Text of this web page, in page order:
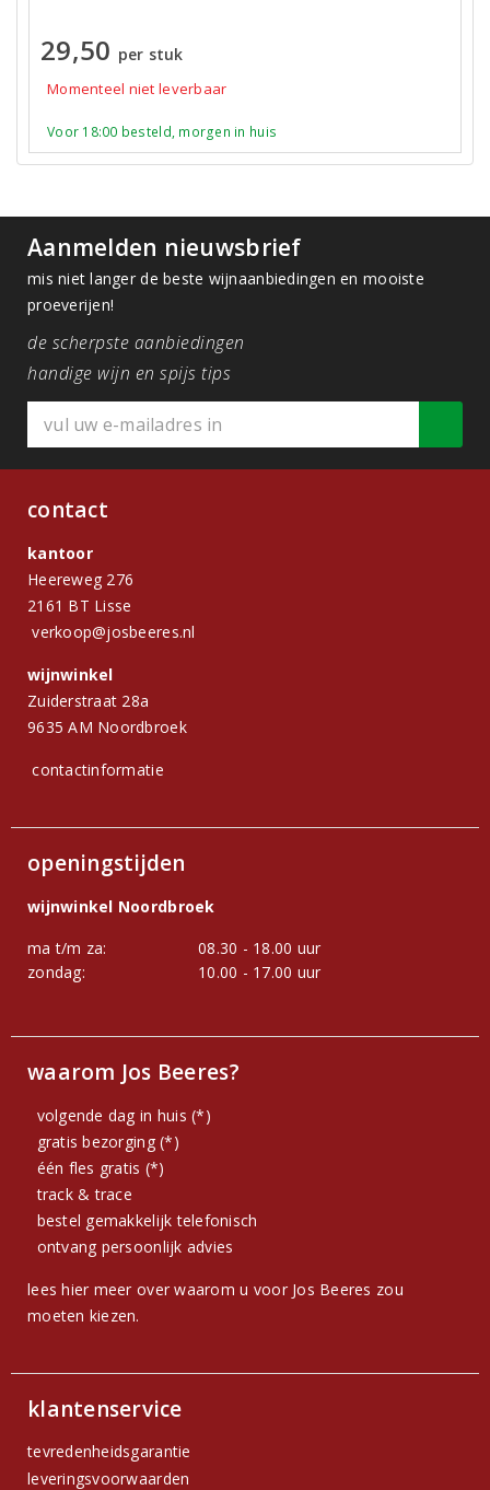
29,50 per stuk
Momenteel niet leverbaar
Voor 18:00 besteld, morgen in huis
Aanmelden nieuwsbrief
mis niet langer de beste wijnaanbiedingen en mooiste
proeverijen!
de scherpste aanbiedingen
handige wijn en spijs tips
contact
kantoor
Heereweg 276
2161 BT Lisse
verkoop@josbeeres.nl
wijnwinkel
Zuiderstraat 28a
9635 AM Noordbroek
contactinformatie
openingstijden
wijnwinkel Noordbroek
ma t/m za:
08.30 - 18.00 uur
zondag:
10.00 - 17.00 uur
waarom Jos Beeres?
volgende dag in huis (*)
gratis bezorging (*)
één fles gratis (*)
track & trace
bestel gemakkelijk telefonisch
ontvang persoonlijk advies
lees hier meer over waarom u voor Jos Beeres zou
moeten kiezen.
klantenservice
tevredenheidsgarantie
leveringsvoorwaarden